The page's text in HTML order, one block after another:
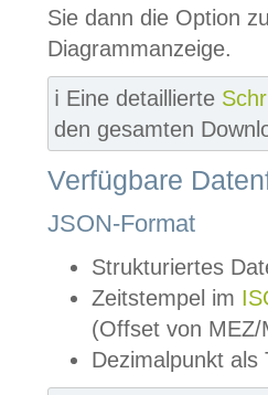
Sie dann die Option
Diagrammanzeige.
ℹ️ Eine detaillierte
den gesamten
Verfügbare
JSON-Format
Strukturiertes
Zeitstempel im
(Offset von MEZ/
Dezimalpunkt als